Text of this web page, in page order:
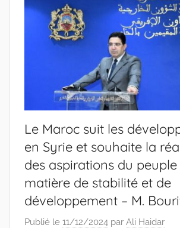
Le Maroc suit les
en Syrie et souhaite la
des aspirations du
matière de stabilité et de
développement – M.
Publié le 11/12/2024 par Ali Haidar